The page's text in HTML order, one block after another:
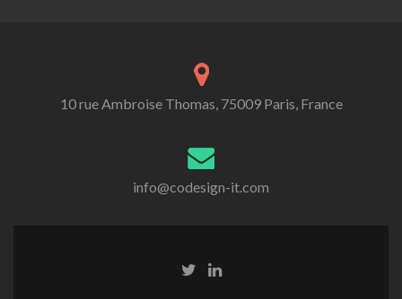
10 rue Ambroise Thomas, 75009 Paris, France
info@codesign-it.com